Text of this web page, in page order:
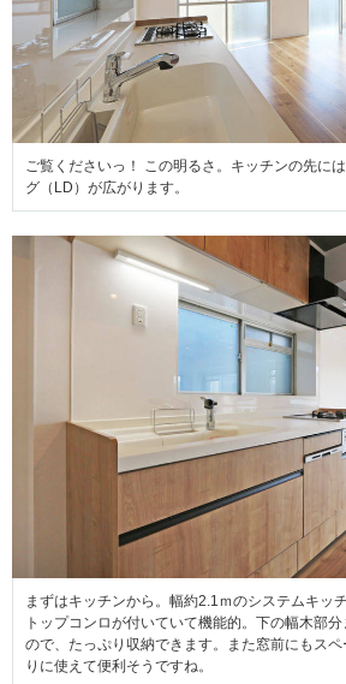
ご覧くださいっ！ この明るさ。キッチンの先に
グ（LD）が広がります。
まずはキッチンから。幅約2.1ｍのシステムキッ
トップコンロが付いていて機能的。下の幅木部
ので、たっぷり収納できます。また窓前にもス
りに使えて便利そうですね。